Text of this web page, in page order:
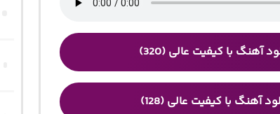
آهنگ با کیفیت عالی (320)
آهنگ با کیفیت عالی (128)